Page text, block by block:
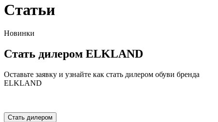
Статьи
Новинки
Стать дилером ELKLAND
Оставьте заявку и узнайте как стать дилером обуви бренда
ELKLAND
Стать дилером